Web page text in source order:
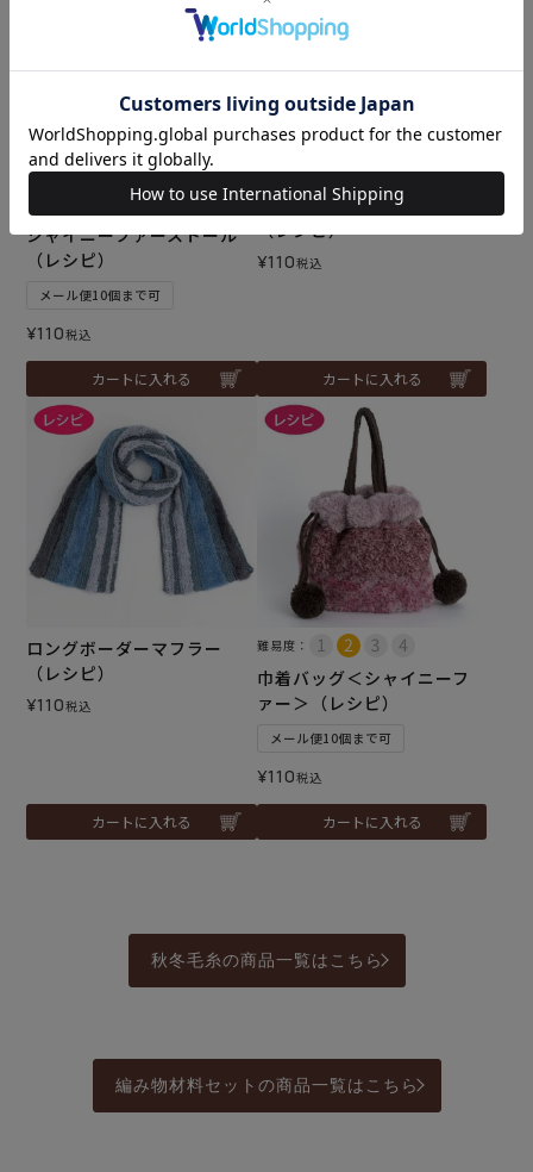
シャイニーファーストール
（レシピ）
メール便10個まで可
¥110税込
カートに入れる
シャイニーファーバッグ
（レシピ）
¥110税込
カートに入れる
ロングボーダーマフラー
（レシピ）
¥110税込
カートに入れる
難易度：
巾着バッグ＜シャイニーフ
ァー＞（レシピ）
メール便10個まで可
¥110税込
カートに入れる
秋冬毛糸の商品一覧はこちら
編み物材料セットの商品一覧はこちら